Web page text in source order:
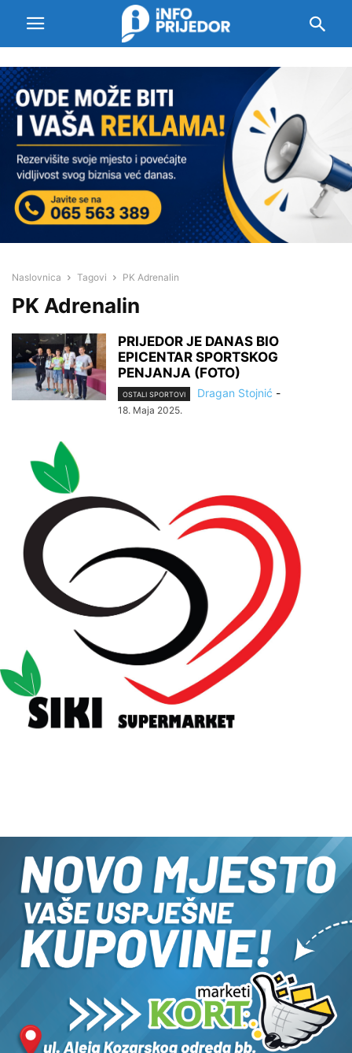
Naslovnica Tagovi PK Adrenalin
PK Adrenalin
PRIJEDOR JE DANAS BIO
EPICENTAR SPORTSKOG
PENJANJA (FOTO)
OSTALI SPORTOVI Dragan Stojnić -
18. Maja 2025.